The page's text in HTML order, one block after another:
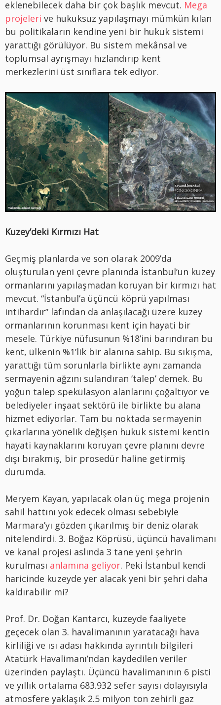
eklenebilecek daha bir çok başlık mevcut. Mega
projeleri ve hukuksuz yapılaşmayı mümkün kılan
bu politikaların kendine yeni bir hukuk sistemi
yarattığı görülüyor. Bu sistem mekânsal ve
toplumsal ayrışmayı hızlandırıp kent
merkezlerini üst sınıflara tek ediyor.
Kuzey’deki Kırmızı Hat
Geçmiş planlarda ve son olarak 2009’da
oluşturulan yeni çevre planında İstanbul’un kuzey
ormanlarını yapılaşmadan koruyan bir kırmızı hat
mevcut. “İstanbul’a üçüncü köprü yapılması
intihardır” lafından da anlaşılacağı üzere kuzey
ormanlarının korunması kent için hayati bir
mesele. Türkiye nüfusunun %18’ini barındıran bu
kent, ülkenin %1’lik bir alanına sahip. Bu sıkışma,
yarattığı tüm sorunlarla birlikte aynı zamanda
sermayenin ağzını sulandıran ‘talep’ demek. Bu
yoğun talep spekülasyon alanlarını çoğaltıyor ve
belediyeler inşaat sektörü ile birlikte bu alana
hizmet ediyorlar. Tam bu noktada sermayenin
çıkarlarına yönelik değişen hukuk sistemi kentin
hayati kaynaklarını koruyan çevre planını devre
dışı bırakmış, bir prosedür haline getirmiş
durumda.
Meryem Kayan, yapılacak olan üç mega projenin
sahil hattını yok edecek olması sebebiyle
Marmara’yı gözden çıkarılmış bir deniz olarak
nitelendirdi. 3. Boğaz Köprüsü, üçüncü havalimanı
ve kanal projesi aslında 3 tane yeni şehrin
kurulması anlamına geliyor. Peki İstanbul kendi
haricinde kuzeyde yer alacak yeni bir şehri daha
kaldırabilir mi?
Prof. Dr. Doğan Kantarcı, kuzeyde faaliyete
geçecek olan 3. havalimanının yaratacağı hava
kirliliği ve ısı adası hakkında ayrıntılı bilgileri
Atatürk Havalimanı’ndan kaydedilen veriler
üzerinden paylaştı. Üçüncü havalimanının 6 pisti
ve yıllık ortalama 683.932 sefer sayısı dolayısıyla
atmosfere yaklaşık 2.5 milyon ton zehirli gaz